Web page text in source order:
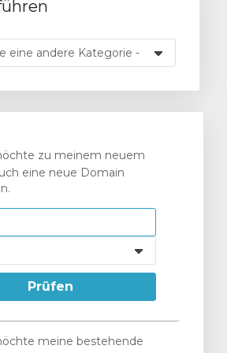
zu meinem neuem
eine neue Domain
Prüfen
meine bestehende